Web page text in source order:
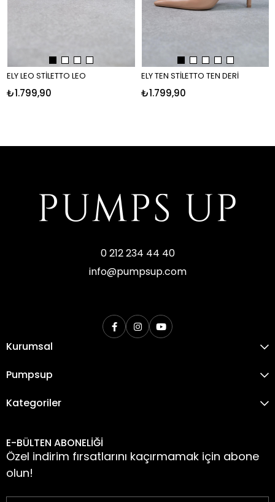
ELY LEO STİLETTO LEO
₺1.799,90
ELY TEN STİLETTO TEN DERİ
₺1.799,90
0 212 234 44 40
info@pumpsup.com
Kurumsal
Pumpsup
Kategoriler
E-BÜLTEN ABONELİĞİ
Özel indirim fırsatlarını kaçırmamak için abone
olun!